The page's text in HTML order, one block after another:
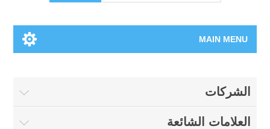
MAIN MENU
الشركات
العلامات الشائعة